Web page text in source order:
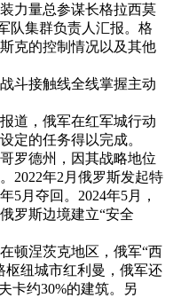
量总参谋长格拉西莫
队集群负责人汇报。格
克的控制情况以及其他
接触线全线掌握主动
，俄军在红军城行动
定的任务得以完成。
德州，因其战略地位
2022年2月俄罗斯发起特
5月夺回。2024年5月，
罗斯边境建立“安全
涅茨克地区，俄军“西
枢纽城市红利曼，俄军还
卡约30%的建筑。另